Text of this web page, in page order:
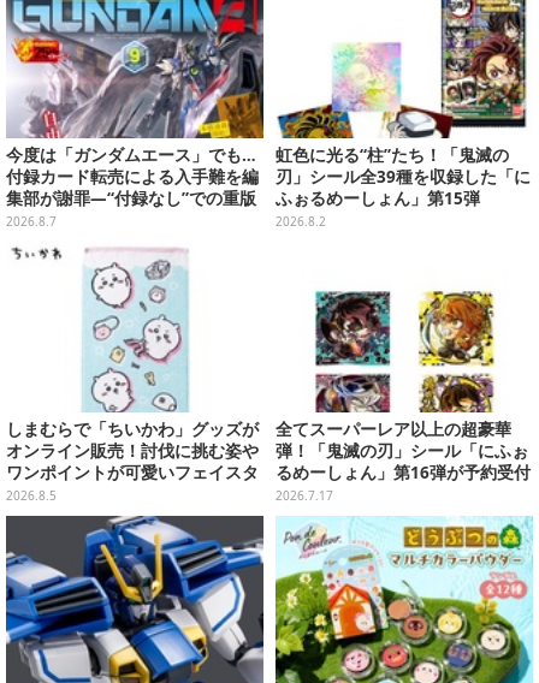
今度は「ガンダムエース」でも…
付録カード転売による入手難を編
集部が謝罪―“付録なし”での重版
対応を進行中
2026.8.7
虹色に光る“柱”たち！「鬼滅の
刃」シール全39種を収録した「に
ふぉるめーしょん」第15弾
2026.8.2
しまむらで「ちいかわ」グッズが
オンライン販売！討伐に挑む姿や
ワンポイントが可愛いフェイスタ
オル、バスマットなど全14種
2026.8.5
全てスーパーレア以上の超豪華
弾！「鬼滅の刃」シール「にふぉ
るめーしょん」第16弾が予約受付
実施、胡蝶しのぶや童磨など全39
種
2026.7.17